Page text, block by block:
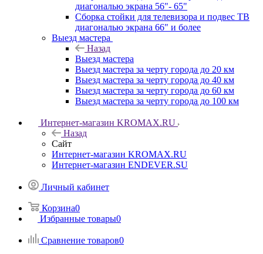
диагональю экрана 56"- 65"
Сборка стойки для телевизора и подвес ТВ
диагональю экрана 66" и более
Выезд мастера
Назад
Выезд мастера
Выезд мастера за черту города до 20 км
Выезд мастера за черту города до 40 км
Выезд мастера за черту города до 60 км
Выезд мастера за черту города до 100 км
Интернет-магазин KROMAX.RU
Назад
Сайт
Интернет-магазин KROMAX.RU
Интернет-магазин ENDEVER.SU
Личный кабинет
Корзина0
Избранные товары0
Сравнение товаров0